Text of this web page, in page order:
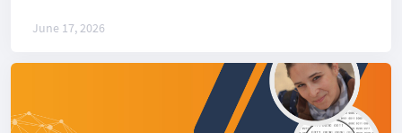
June 17, 2026